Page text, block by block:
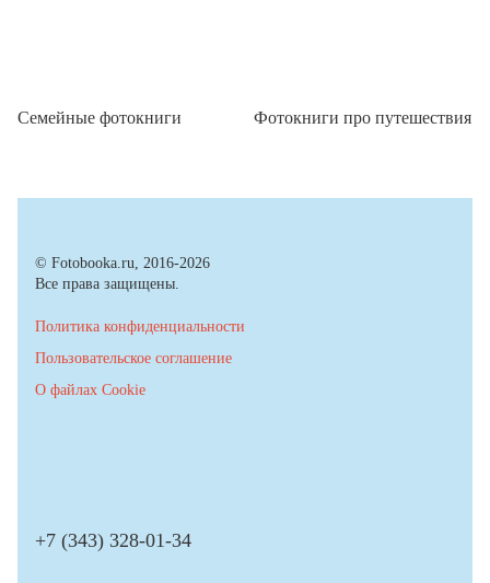
Семейные фотокниги Фотокниги про путешествия
© Fotobooka.ru, 2016-2026
Все права защищены.
Политика конфиденциальности
Пользовательское соглашение
О файлах Cookie
+7 (343) 328-01-34